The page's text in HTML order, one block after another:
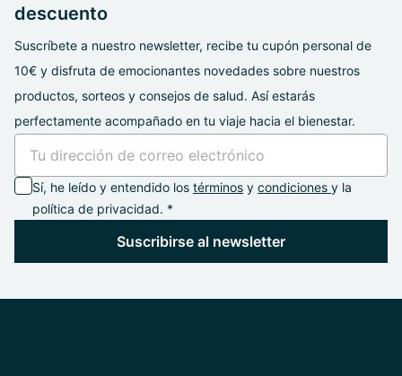
descuento
Suscríbete a nuestro newsletter, recibe tu cupón personal de
10€ y disfruta de emocionantes novedades sobre nuestros
productos, sorteos y consejos de salud. Así estarás
perfectamente acompañado en tu viaje hacia el bienestar.
Sí, he leído y entendido los términos y condiciones y la
política de privacidad. *
Suscribirse al newsletter